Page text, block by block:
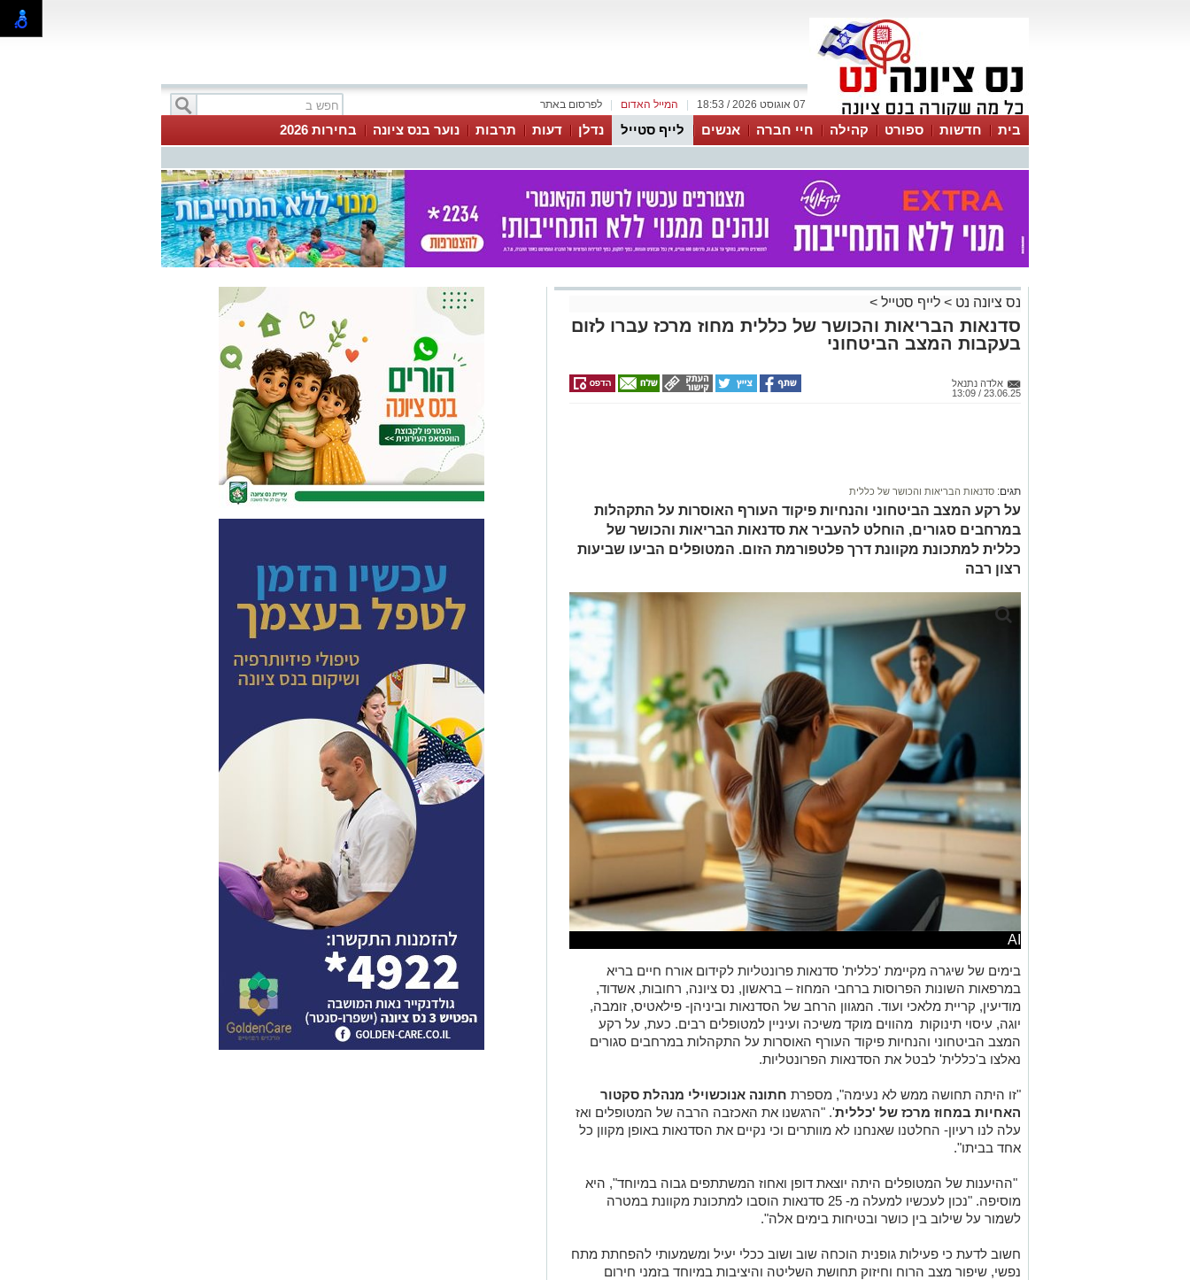
לפרסום באתר המייל האדום 07 אוגוסט 2026 / 18:53
בית חדשות ספורט קהילה חיי חברה אנשים לייף סטייל נדלן דעות תרבות נוער בנס ציונה בחירות 2026
נס ציונה נט > לייף סטייל >
סדנאות הבריאות והכושר של כללית מחוז מרכז עברו לזום
בעקבות המצב הביטחוני
אלדה נתנאל
23.06.25 / 13:09
תגים: סדנאות הבריאות והכושר של כללית
על רקע המצב הביטחוני והנחיות פיקוד העורף האוסרות על התקהלות
במרחבים סגורים, הוחלט להעביר את סדנאות הבריאות והכושר של
כללית למתכונת מקוונת דרך פלטפורמת הזום. המטופלים הביעו שביעות
רצון רבה
AI
בימים של שיגרה מקיימת 'כללית' סדנאות פרונטליות לקידום אורח חיים בריא
במרפאות השונות הפרוסות ברחבי המחוז – בראשון, נס ציונה, רחובות, אשדוד,
מודיעין, קריית מלאכי ועוד. המגוון הרחב של הסדנאות וביניהן- פילאטיס, זומבה,
יוגה, עיסוי תינוקות מהווים מוקד משיכה ועיניין למטופלים רבים. כעת, על רקע
המצב הביטחוני והנחיות פיקוד העורף האוסרות על התקהלות במרחבים סגורים
נאלצו ב'כללית' לבטל את הסדנאות הפרונטליות.
"זו היתה תחושה ממש לא נעימה", מספרת חתונה אנוכשוילי מנהלת סקטור
האחיות במחוז מרכז של 'כללית'. "הרגשנו את האכזבה הרבה של המטופלים ואז
עלה לנו רעיון- החלטנו שאנחנו לא מוותרים וכי נקיים את הסדנאות באופן מקוון כל
אחד בביתו".
"ההיענות של המטופלים היתה יוצאת דופן ואחוז המשתתפים גבוה במיוחד", היא
מוסיפה. "נכון לעכשיו למעלה מ- 25 סדנאות הוסבו למתכונת מקוונת במטרה
לשמור על שילוב בין כושר ובטיחות בימים אלה".
חשוב לדעת כי פעילות גופנית הוכחה שוב ושוב ככלי יעיל ומשמעותי להפחתת מתח
נפשי, שיפור מצב הרוח וחיזוק תחושת השליטה והיציבות במיוחד בזמני חירום